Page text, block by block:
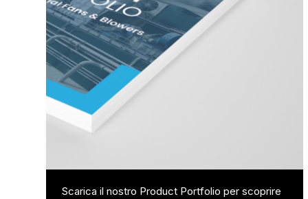
Scarica il nostro Product Portfolio per scoprire